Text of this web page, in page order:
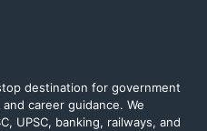
destination for government
career guidance. We
UPSC, banking, railways, and